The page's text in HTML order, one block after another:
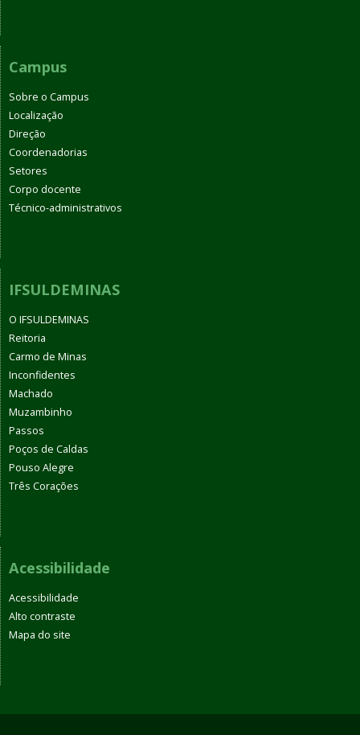
Campus
Sobre o Campus
Localização
Direção
Coordenadorias
Setores
Corpo docente
Técnico-administrativos
IFSULDEMINAS
O IFSULDEMINAS
Reitoria
Carmo de Minas
Inconfidentes
Machado
Muzambinho
Passos
Poços de Caldas
Pouso Alegre
Três Corações
Acessibilidade
Acessibilidade
Alto contraste
Mapa do site